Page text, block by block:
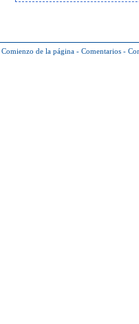
Comienzo de la página - Comentarios -